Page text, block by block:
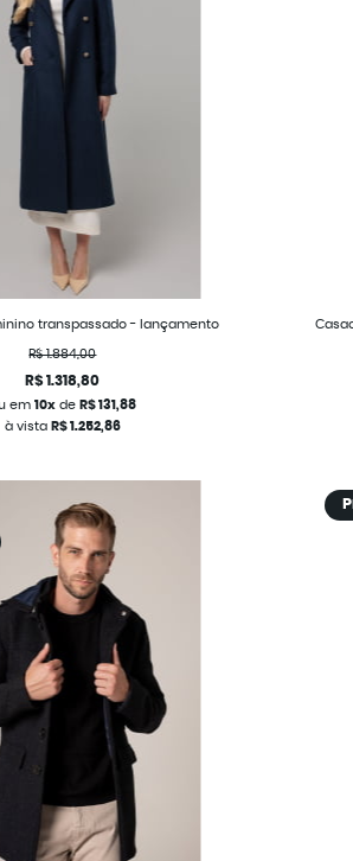
transpassado - lançamento
R$ 1.884,00
R$ 1.318,80
em 10xde R$ 131,88
à vista R$ 1.252,86